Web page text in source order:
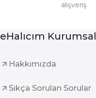
alışveriş
eHalıcım Kurumsal
Hakkımızda
Sıkça Sorulan Sorular